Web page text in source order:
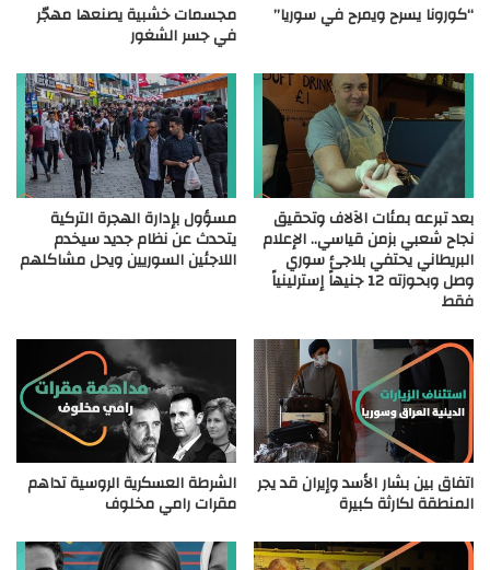
“كورونا يسرح ويمرح في سوريا” مجسمات خشبية يصنعها مهجّر
في جسر الشغور
بعد تبرعه بمئات الآلاف وتحقيق
نجاح شعبي بزمن قياسي.. الإعلام
البريطاني يحتفي بلاجئ سوري
وصل وبحوزته 12 جنيهاً إسترلينياً
فقط
مسؤول بإدارة الهجرة التركية
يتحدث عن نظام جديد سيخدم
اللاجئين السوريين ويحل مشاكلهم
اتفاق بين بشار الأسد وإيران قد يجر
المنطقة لكارثة كبيرة
الشرطة العسكرية الروسية تداهم
مقرات رامي مخلوف